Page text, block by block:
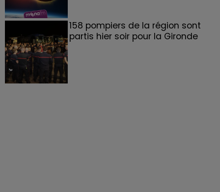
158 pompiers de la région sont
partis hier soir pour la Gironde